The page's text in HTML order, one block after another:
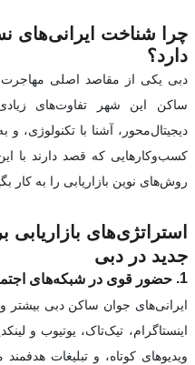
چرا شناخت ایرانی‌های
دارد؟
دبی یکی از مقاصد اصلی مهاجرت
ساکن این شهر تفاوت‌های
دیجیتال‌محور، آشنا با تکنولوژی، و
کسب‌وکارهایی که قصد دارند با
روش‌های نوین بازاریابی را به کار
استراتژی‌های
جدید در دبی
1. حضور قوی در شبکه‌های
ایرانی‌های جوان ساکن دبی بیشتر
اینستاگرام، تیک‌تاک، یوتیوب و
ویدیوهای کوتاه، و تبلیغات